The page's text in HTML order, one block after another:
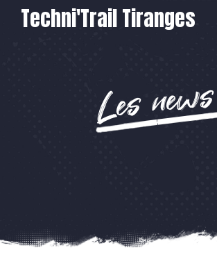
Techni'Trail Tiranges
Les news